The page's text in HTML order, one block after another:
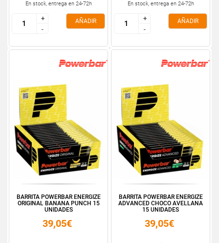
En stock, entrega en 24-72h
+
-
+
-
AÑADIR
En stock, entrega en 24-72h
+
-
+
-
AÑADIR
BARRITA POWERBAR ENERGIZE
ORIGINAL BANANA PUNCH 15
UNIDADES
39,05€
BARRITA POWERBAR ENERGIZE
ADVANCED CHOCO AVELLANA
15 UNIDADES
39,05€